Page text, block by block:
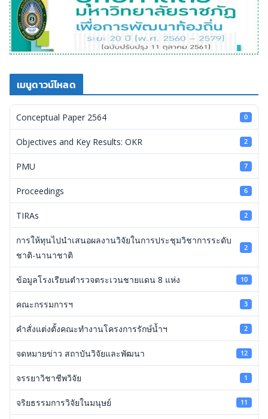
เมนูดาวน์โหลด
Conceptual Paper 2564 0
Objectives and Key Results: OKR 2
PMU 7
Proceedings 6
TIRAs 2
การให้ทุนไปนำเสนอผลงานวิจัยในการประชุมวิชาการระดับ
ชาติ-นานาชาติ
2
ข้อมูลโรงเรียนตำรวจตระเวนชายแดน 8 แห่ง 10
คณะกรรมการฯ 3
คำสั่งแต่งตั้งคณะทำงานโครงการรักษ์น้ำฯ 2
จดหมายข่าว สถาบันวิจัยและพัฒนา 12
จรรยาวิชาชีพวิจัย 1
จริยธรรมการวิจัยในมนุษย์ 11